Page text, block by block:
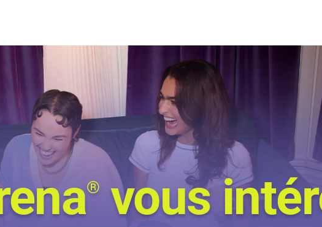
®vous